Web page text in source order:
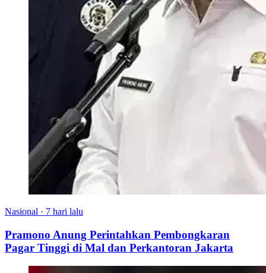
Nasional · 7 hari lalu
Pramono Anung Perintahkan Pembongkaran
Pagar Tinggi di Mal dan Perkantoran Jakarta